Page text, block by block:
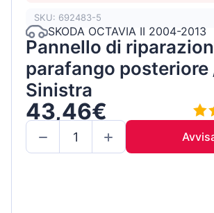
SKU: 692483-5
SKODA OCTAVIA II 2004-2013
Pannello di
parafango posteriore
Sinistra
43,46€